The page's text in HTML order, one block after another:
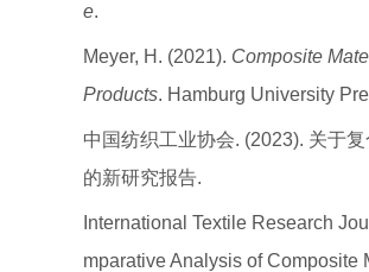
e.
Meyer, H. (2021). Composite
Products. Hamburg University
中国纺织工业协会. (2023). 关于
的新研究报告.
International Textile Research
mparative Analysis of Composite